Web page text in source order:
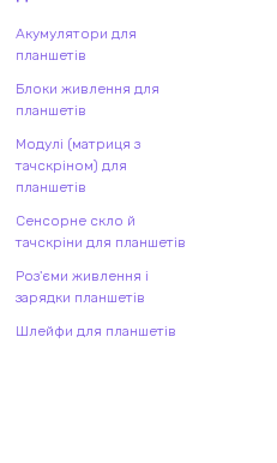
Акумулятори для
планшетів
Блоки живлення для
планшетів
Модулі (матриця з
тачскріном) для
планшетів
Сенсорне скло й
тачскріни для планшетів
Роз'єми живлення і
зарядки планшетів
Шлейфи для планшетів